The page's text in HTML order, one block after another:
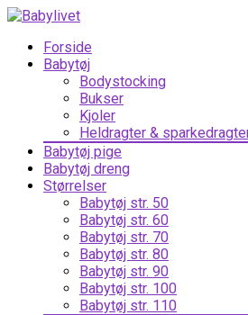
Forside
Babytøj
Bodystocking
Bukser
Kjoler
Heldragter &
Babytøj pige
Babytøj dreng
Størrelser
Babytøj str. 50
Babytøj str. 60
Babytøj str. 70
Babytøj str. 80
Babytøj str. 90
Babytøj str. 100
Babytøj str. 110